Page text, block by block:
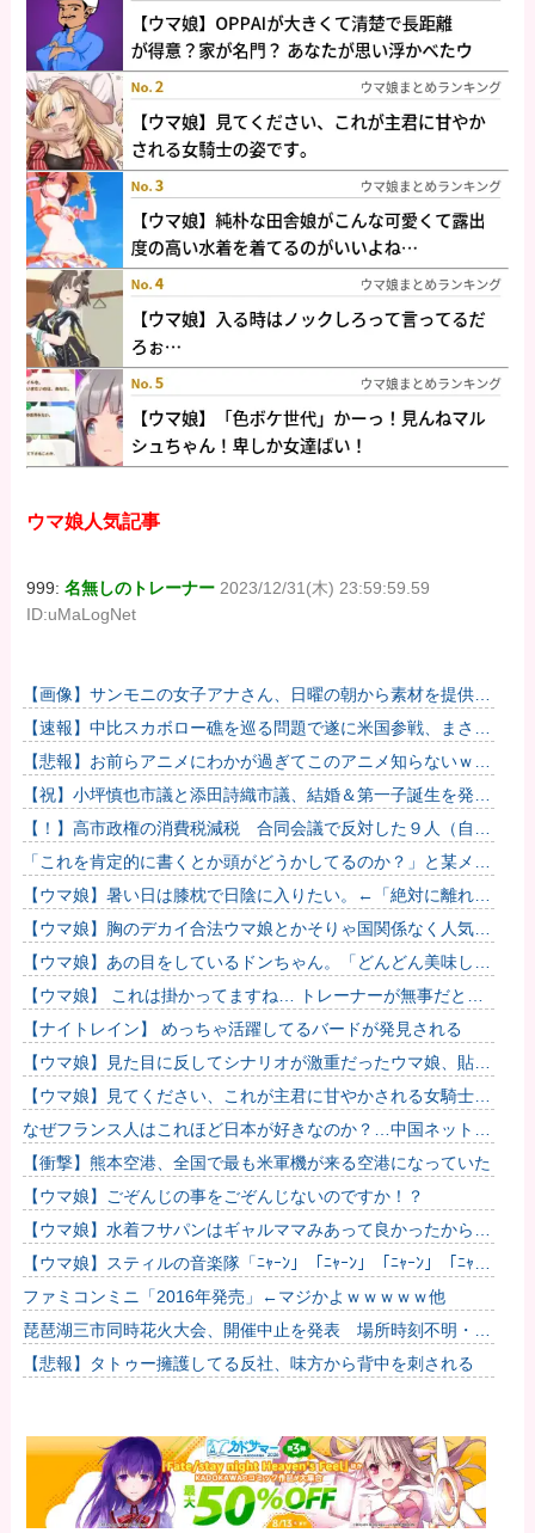
ウマ娘人気記事
999:名無しのトレーナー 2023/12/31(木) 23:59:59.59
ID:uMaLogNet
【画像】サンモニの女子アナさん、日曜の朝から素材を提供し
てしまう
【速報】中比スカボロー礁を巡る問題で遂に米国参戦、まさか
のこっち擁護であっち批判！！
【悲報】お前らアニメにわかが過ぎてこのアニメ知らないｗｗ
ｗｗｗ
【祝】小坪慎也市議と添田詩織市議、結婚＆第一子誕生を発表
→ ｗｗｗｗｗｗｗｗｗｗｗｗ
【！】高市政権の消費税減税 合同会議で反対した９人（自民
党議員）が晒されてしまうｗｗｗｗｗｗ
「これを肯定的に書くとか頭がどうかしてるのか？」と某メデ
ィアの焚書称賛記事にツッコミ殺到、自分で本屋を作るとかそ
ういう話...
【ウマ娘】暑い日は膝枕で日陰に入りたい。←「絶対に離れた
くない場所だな」
【ウマ娘】胸のデカイ合法ウマ娘とかそりゃ国関係なく人気出
るわな
【ウマ娘】あの目をしているドンちゃん。「どんどん美味しく
実る…♡」
【ウマ娘】 これは掛かってますね… トレーナーが無事だとい
いのですが…
【ナイトレイン】 めっちゃ活躍してるバードが発見される
【ウマ娘】見た目に反してシナリオが激重だったウマ娘、貼
る。
【ウマ娘】見てください、これが主君に甘やかされる女騎士の
姿です。
なぜフランス人はこれほど日本が好きなのか？…中国ネット
「中国と北朝鮮を除いて日本が好き」！
【衝撃】熊本空港、全国で最も米軍機が来る空港になっていた
【ウマ娘】ごぞんじの事をごぞんじないのですか！？
【ウマ娘】水着フサパンはギャルママみあって良かったから引
く【ウマ娘】スティルの音楽隊「ﾆｬｰﾝ」「ﾆｬｰﾝ」「ﾆｬｰﾝ」「ﾆｬｰ
ﾝ?」他
ファミコンミニ「2016年発売」←マジかよｗｗｗｗｗ他
琵琶湖三市同時花火大会、開催中止を発表 場所時刻不明・許
可なし・交通整理なし・市が関与否定
【悲報】タトゥー擁護してる反社、味方から背中を刺される